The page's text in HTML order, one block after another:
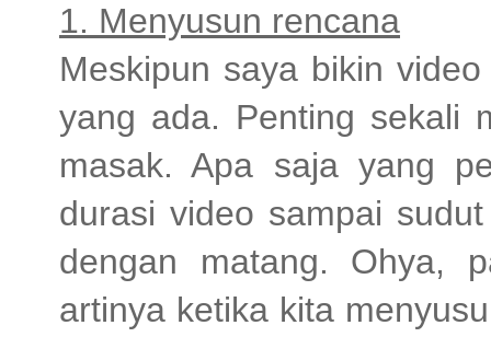
1. Menyusun rencana
Meskipun saya bikin
yang ada. Penting sekali
masak. Apa saja yang
durasi video sampai
dengan matang. Ohya,
artinya ketika kita